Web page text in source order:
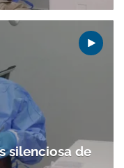
silenciosa de